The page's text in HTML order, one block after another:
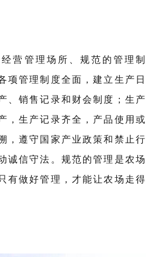
营管理场所、规范的管理制
项管理制度全面，建立生产日
、销售记录和财会制度；生产
，生产记录齐全，产品使用或
，遵守国家产业政策和禁止行
诚信守法。规范的管理是农场
有做好管理，才能让农场走得